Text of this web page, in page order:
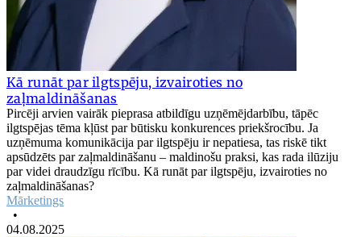
Kā runāt par ilgtspēju, izvairoties no
zaļmaldināšanas
Pircēji arvien vairāk pieprasa atbildīgu uzņēmējdarbību, tāpēc
ilgtspējas tēma kļūst par būtisku konkurences priekšrocību. Ja
uzņēmuma komunikācija par ilgtspēju ir nepatiesa, tas riskē tikt
apsūdzēts par zaļmaldināšanu – maldinošu praksi, kas rada ilūziju
par videi draudzīgu rīcību. Kā runāt par ilgtspēju, izvairoties no
zaļmaldināšanas?
Mārketings
•
04.08.2025